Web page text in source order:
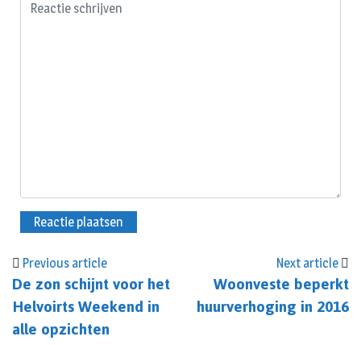
Previous article
De zon schijnt voor het
Helvoirts Weekend in
alle opzichten
Next article
Woonveste beperkt
huurverhoging in 2016